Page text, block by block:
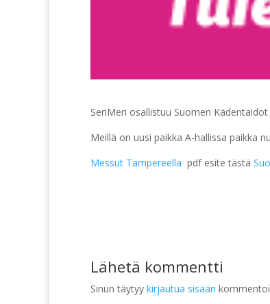
SeriMeri osallistuu Suomen
Meillä on uusi paikka A-hallissa paikka
Messut Tampereella pdf esite tästä
Lähetä kommentti
Sinun täytyy kirjautua sisään